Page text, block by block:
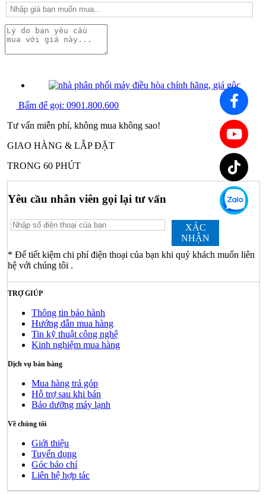
Bấm để gọi:0901.800.600
Tư vấn miễn phí, không mua không sao!
GIAO HÀNG & LẮP ĐẶT
TRONG 60 PHÚT
Yêu cầu nhân viên gọi lại tư vấn
XÁC
NHẬN
* Để tiết kiệm chi phí điện thoại của bạn khi quý khách muốn liên
hệ với chúng tôi .
TRỢ GIÚP
Thông tin bảo hành
Hướng dẫn mua hàng
Tin kỹ thuật công nghệ
Kinh nghiệm mua hàng
Dịch vụ bán hàng
Mua hàng trả góp
Hỗ trợ sau khi bán
Bảo dưỡng máy lạnh
Về chúng tôi
Giới thiệu
Tuyển dụng
Góc báo chí
Liên hệ hợp tác